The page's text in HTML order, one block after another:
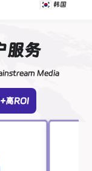
韩国
服务
Media
高ROI